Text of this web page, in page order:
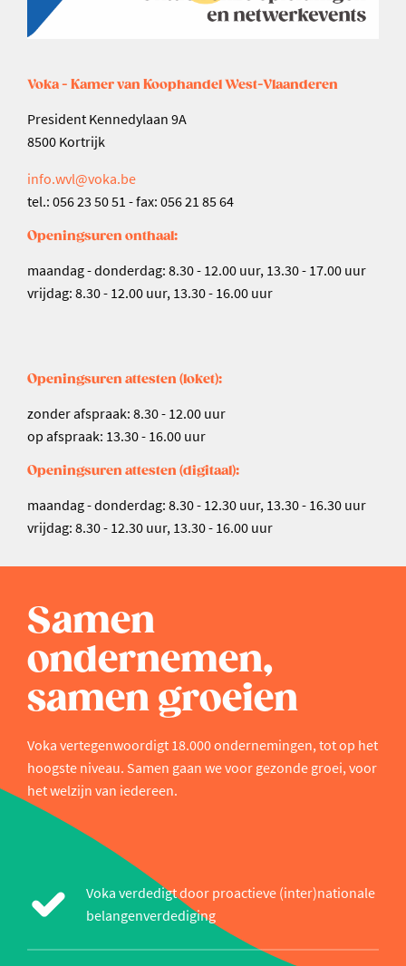
Voka - Kamer van Koophandel West-Vlaanderen
President Kennedylaan 9A
8500 Kortrijk
info.wvl@voka.be
tel.: 056 23 50 51 - fax: 056 21 85 64
Openingsuren onthaal:
maandag - donderdag: 8.30 - 12.00 uur, 13.30 - 17.00 uur
vrijdag: 8.30 - 12.00 uur, 13.30 - 16.00 uur
Openingsuren attesten (loket):
zonder afspraak: 8.30 - 12.00 uur
op afspraak: 13.30 - 16.00 uur
Openingsuren attesten (digitaal):
maandag - donderdag: 8.30 - 12.30 uur, 13.30 - 16.30 uur
vrijdag: 8.30 - 12.30 uur, 13.30 - 16.00 uur
Samen
ondernemen,
samen groeien
Voka vertegenwoordigt 18.000 ondernemingen, tot op het
hoogste niveau. Samen gaan we voor gezonde groei, voor
het welzijn van iedereen.
Voka verdedigt door proactieve (inter)nationale
belangenverdediging